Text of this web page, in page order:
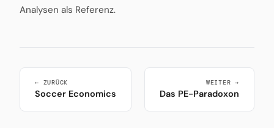
Analysen als Referenz.
← ZURÜCK
Soccer Economics
WEITER →
Das PE-Paradoxon